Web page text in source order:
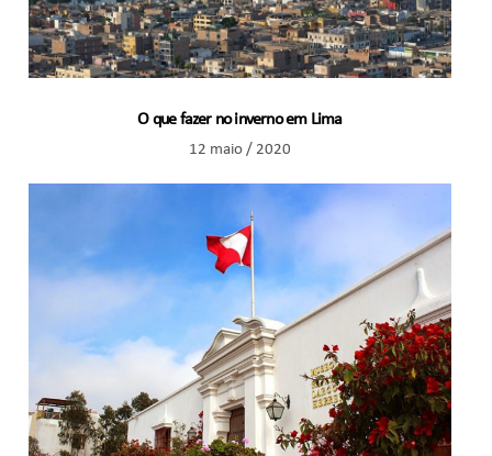
O que fazer no inverno em Lima
12 maio / 2020